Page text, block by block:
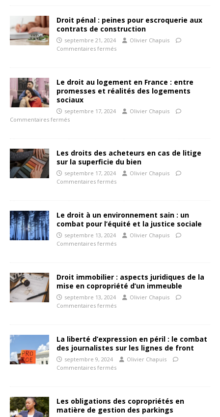
Droit pénal : peines pour escroquerie aux
contrats de construction
septembre 21, 2024
Olivier Chapuis
Commentaires fermés
Le droit au logement en France : entre
promesses et réalités des logements
sociaux
septembre 17, 2024
Olivier Chapuis
Commentaires fermés
Les droits des acheteurs en cas de litige
sur la superficie du bien
septembre 17, 2024
Olivier Chapuis
Commentaires fermés
Le droit à un environnement sain : un
combat pour l’équité et la justice sociale
septembre 13, 2024
Olivier Chapuis
Commentaires fermés
Droit immobilier : aspects juridiques de la
mise en copropriété d’un immeuble
septembre 13, 2024
Olivier Chapuis
Commentaires fermés
La liberté d’expression en péril : le combat
des journalistes sur les lignes de front
septembre 9, 2024
Olivier Chapuis
Commentaires fermés
Les obligations des copropriétés en
matière de gestion des parkings